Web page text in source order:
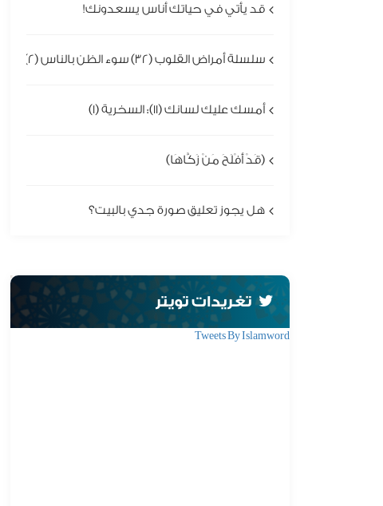
قد يأتي في حياتك أناس يسعدونك!
سلسلة أمراض القلوب (32) سوء الظن بالناس (2)
أمسك عليك لسانك (11): السخرية (1)
(قَدْ أَفْلَحَ مَنْ زَكَّاهَا)
هل يجوز تعليق صورة جدي بالبيت؟
تغريدات تويتر
Tweets By Islamword